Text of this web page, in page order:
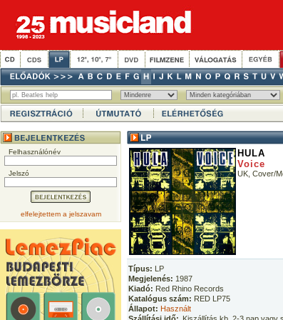
Felhasználónév
Jelszó
elfelejtettem a jelszavam
HULA
Voice
UK, Cover/
Típus: LP
Megjelenés: 1987
Kiadó: Red Rhino Records
Katalógus szám: RED LP75
Állapot: Használt